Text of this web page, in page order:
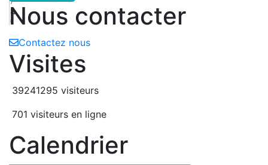
7
a
8Nous contacter
Contactez nous
Visites
39241295 visiteurs
701 visiteurs en ligne
Calendrier